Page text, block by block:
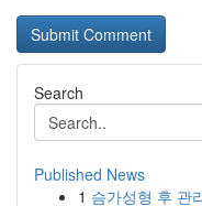
Search
Published News
1 슴가성형 후 관